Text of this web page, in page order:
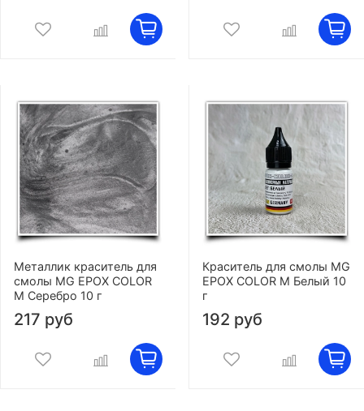
Металлик краситель для
смолы MG EPOX COLOR
M Серебро 10 г
217 руб
Краситель для смолы MG
EPOX COLOR M Белый 10
г
192 руб